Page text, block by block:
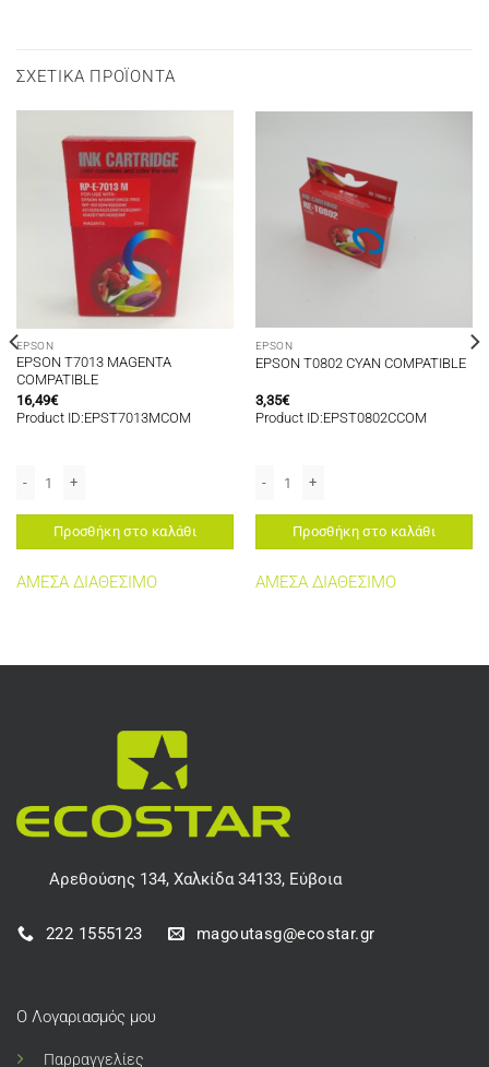
ΣΧΕΤΙΚΆ ΠΡΟΪΌΝΤΑ
EPSON
EPSON T7013 MAGENTA
COMPATIBLE
16,49€
Product ID:EPST7013MCOM
Προσθήκη στο καλάθι
ΑΜΕΣΑ ΔΙΑΘΕΣΙΜΟ
EPSON
EPSON T0802 CYAN COMPATIBLE
3,35€
Product ID:EPST0802CCOM
Προσθήκη στο καλάθι
ΑΜΕΣΑ ΔΙΑΘΕΣΙΜΟ
Αρεθούσης 134, Χαλκίδα 34133, Εύβοια
222 1555123 magoutasg@ecostar.gr
Ο Λογαριασμός μου
Παρραγγελίες